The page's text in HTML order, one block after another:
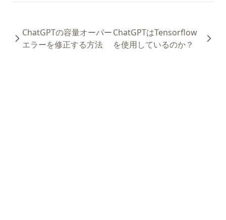
ChatGPTの容量オーバー
エラーを修正する方法
ChatGPTはTensorflow
を使用しているのか？